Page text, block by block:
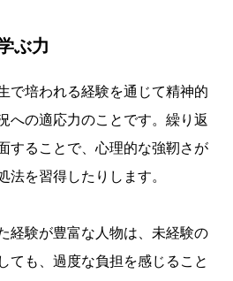
ぶ力
で培われる経験を通じて精神的
への適応力のことです。繰り返
することで、心理的な強靭さが
法を習得したりします。
経験が豊富な人物は、未経験の
ても、過度な負担を感じること